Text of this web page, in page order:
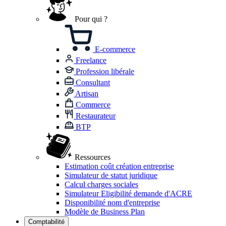
Pour qui ?
E-commerce
Freelance
Profession libérale
Consultant
Artisan
Commerce
Restaurateur
BTP
Ressources
Estimation coût création entreprise
Simulateur de statut juridique
Calcul charges sociales
Simulateur Eligibilité demande d'ACRE
Disponibilité nom d'entreprise
Modèle de Business Plan
Comptabilité